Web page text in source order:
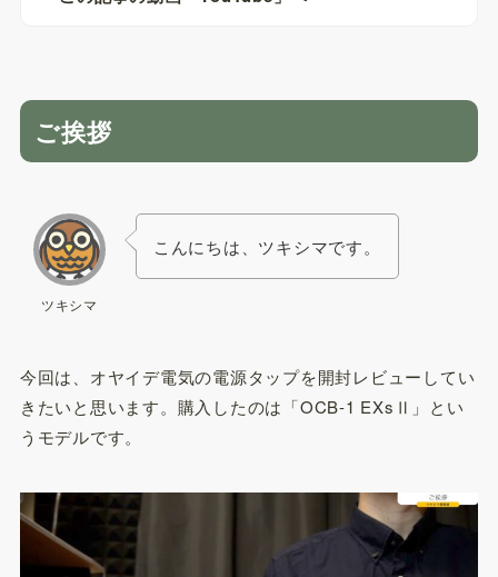
ご挨拶
ツキシマ
こんにちは、ツキシマです。
今回は、オヤイデ電気の電源タップを開封レビューしてい
きたいと思います。購入したのは「OCB-1 EXsⅡ」とい
うモデルです。